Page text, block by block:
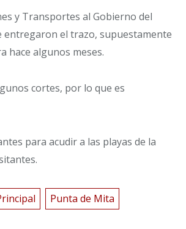
y Transportes al Gobierno del
entregaron el trazo, supuestamente
hace algunos meses.
cortes, por lo que es
para acudir a las playas de la
Punta de Mita